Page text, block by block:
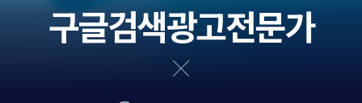
구글검색광고전문가